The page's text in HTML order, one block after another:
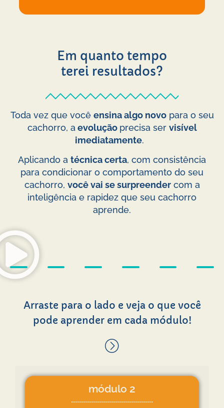
Em quanto tempo
terei resultados?
Toda vez que você ensina algo novopara o seu
cachorro, a evolução precisa ser visível
imediatamente.
Aplicando a técnica certa, com consistência
para condicionar o comportamento do seu
cachorro, você vai se surpreendercom a
inteligência e rapidez que seu cachorro
aprende.
Arraste para o lado e veja o que você
pode aprender em cada módulo!
módulo 2